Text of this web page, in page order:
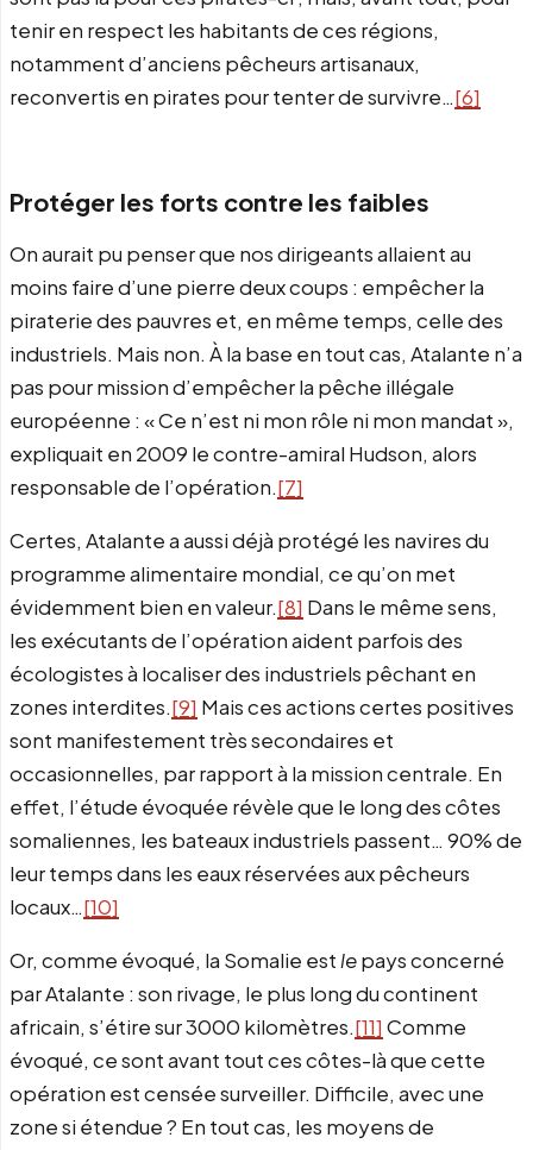
tenir en respect les habitants de ces régions,
notamment d’anciens pêcheurs artisanaux,
reconvertis en pirates pour tenter de survivre…[6]
Protéger les forts contre les faibles
On aurait pu penser que nos dirigeants allaient au
moins faire d’une pierre deux coups : empêcher la
piraterie des pauvres et, en même temps, celle des
industriels. Mais non. À la base en tout cas, Atalante n’a
pas pour mission d’empêcher la pêche illégale
européenne : « Ce n’est ni mon rôle ni mon mandat »,
expliquait en 2009 le contre-amiral Hudson, alors
responsable de l’opération.[7]
Certes, Atalante a aussi déjà protégé les navires du
programme alimentaire mondial, ce qu’on met
évidemment bien en valeur.[8] Dans le même sens,
les exécutants de l’opération aident parfois des
écologistes à localiser des industriels pêchant en
zones interdites.[9] Mais ces actions certes positives
sont manifestement très secondaires et
occasionnelles, par rapport à la mission centrale. En
effet, l’étude évoquée révèle que le long des côtes
somaliennes, les bateaux industriels passent… 90% de
leur temps dans les eaux réservées aux pêcheurs
locaux…[10]
Or, comme évoqué, la Somalie est lepays concerné
par Atalante : son rivage, le plus long du continent
africain, s’étire sur 3000 kilomètres.[11] Comme
évoqué, ce sont avant tout ces côtes-là que cette
opération est censée surveiller. Difficile, avec une
zone si étendue ? En tout cas, les moyens de